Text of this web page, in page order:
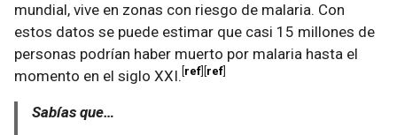
mundial, vive en zonas con riesgo de malaria. Con
estos datos se puede estimar que casi 15 millones de
personas podrían haber muerto por malaria hasta el
momento en el siglo XXI. ref ref
Sabías que…